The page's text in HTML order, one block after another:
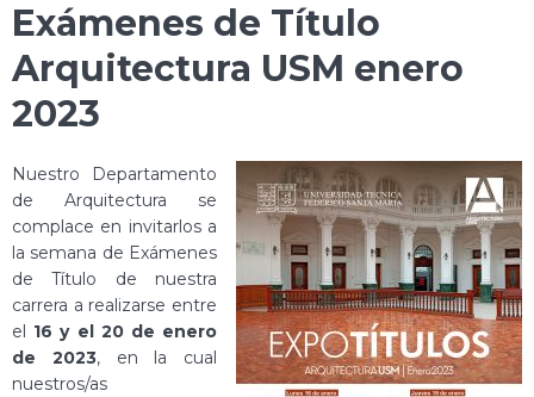
Exámenes de Título
Arquitectura USM enero
2023
Nuestro Departamento
de Arquitectura se
complace en invitarlos a
la semana de Exámenes
de Título de nuestra
carrera a realizarse entre
el 16 y el 20 de enero
de 2023, en la cual
nuestros/as